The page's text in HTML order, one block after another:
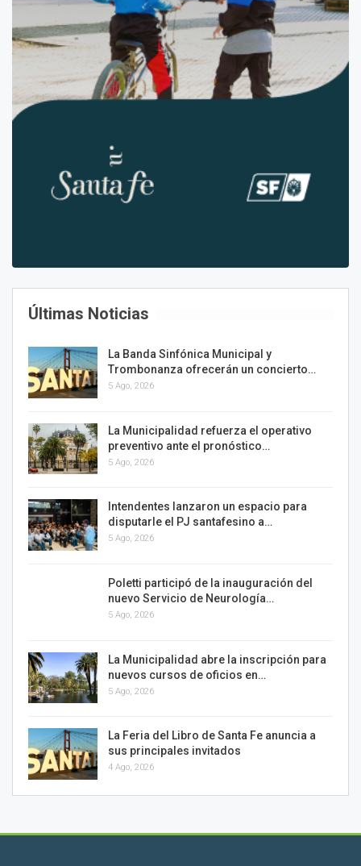
Últimas Noticias
La Banda Sinfónica Municipal y
Trombonanza ofrecerán un concierto…
5 Ago, 2026
La Municipalidad refuerza el operativo
preventivo ante el pronóstico…
5 Ago, 2026
Intendentes lanzaron un espacio para
disputarle el PJ santafesino a…
5 Ago, 2026
Poletti participó de la inauguración del
nuevo Servicio de Neurología…
5 Ago, 2026
La Municipalidad abre la inscripción para
nuevos cursos de oficios en…
5 Ago, 2026
La Feria del Libro de Santa Fe anuncia a
sus principales invitados
4 Ago, 2026